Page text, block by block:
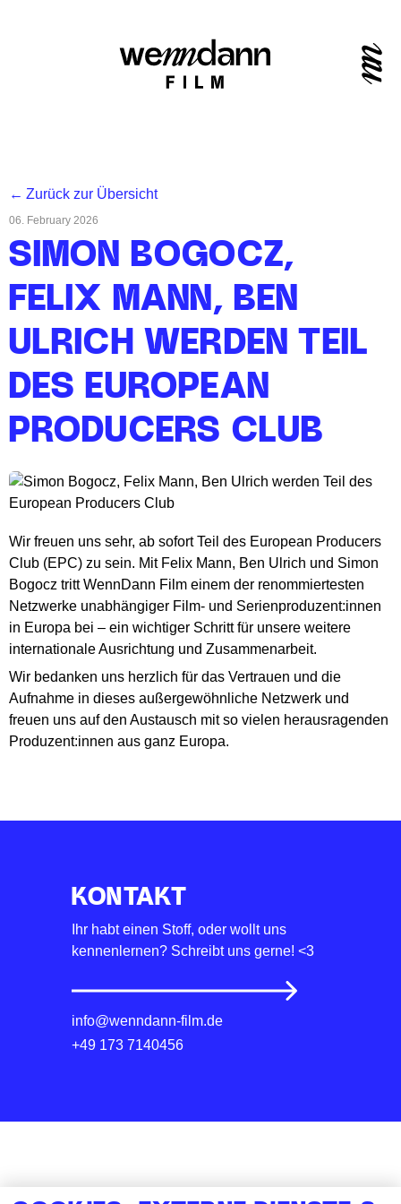
← Zurück zur Übersicht
06. February 2026
SIMON BOGOCZ,
FELIX MANN, BEN
ULRICH WERDEN TEIL
DES EUROPEAN
PRODUCERS CLUB
Wir freuen uns sehr, ab sofort Teil des European Producers
Club (EPC) zu sein. Mit Felix Mann, Ben Ulrich und Simon
Bogocz tritt WennDann Film einem der renommiertesten
Netzwerke unabhängiger Film- und Serienproduzent:innen
in Europa bei – ein wichtiger Schritt für unsere weitere
internationale Ausrichtung und Zusammenarbeit.
Wir bedanken uns herzlich für das Vertrauen und die
Aufnahme in dieses außergewöhnliche Netzwerk und
freuen uns auf den Austausch mit so vielen herausragenden
Produzent:innen aus ganz Europa.
KONTAKT
Ihr habt einen Stoff, oder wollt uns
kennenlernen? Schreibt uns gerne! <3
info@wenndann-film.de
+49 173 7140456